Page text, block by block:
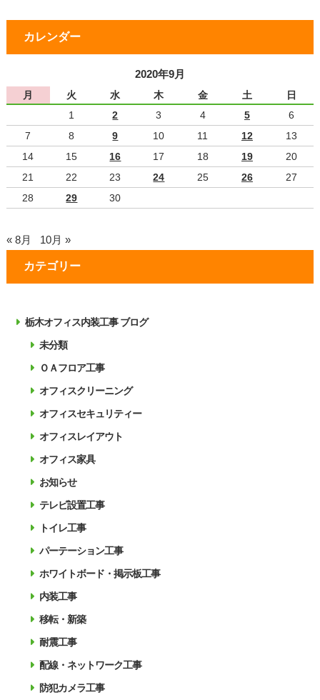
カレンダー
2020年9月
月 火 水 木 金 土
日
1
2 3 4 5
6
7
8 9 10 11 12
13
14
15 16 17 18 19
20
21
22 23 24 25 26
27
28
29 30
« 8月 10月 »
カテゴリー
栃木オフィス内装工事 ブログ
未分類
ＯＡフロア工事
オフィスクリーニング
オフィスセキュリティー
オフィスレイアウト
オフィス家具
お知らせ
テレビ設置工事
トイレ工事
パーテーション工事
ホワイトボード・掲示板工事
内装工事
移転・新築
耐震工事
配線・ネットワーク工事
防犯カメラ工事